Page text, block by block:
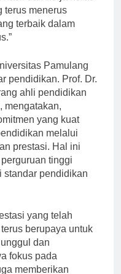
dari kerja keras
terus menerus
terbaik dalam
Pamulang
pendidikan. Prof. Dr.
ahli pendidikan
yang kuat
melalui
prestasi. Hal ini
tinggi
pendidikan
yang telah
berupaya untuk
dan
fokus pada